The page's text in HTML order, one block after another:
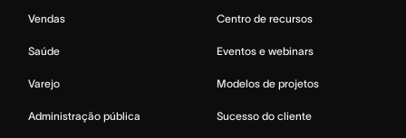
Vendas
Saúde
Varejo
Administração pública
Centro de recursos
Eventos e webinars
Modelos de projetos
Sucesso do cliente